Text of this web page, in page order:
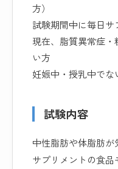
方）
試験期間中に毎日
現在、脂質異常症
い方
妊娠中・授乳中でな
試験内容
中性脂肪や体脂肪
サプリメントの食品